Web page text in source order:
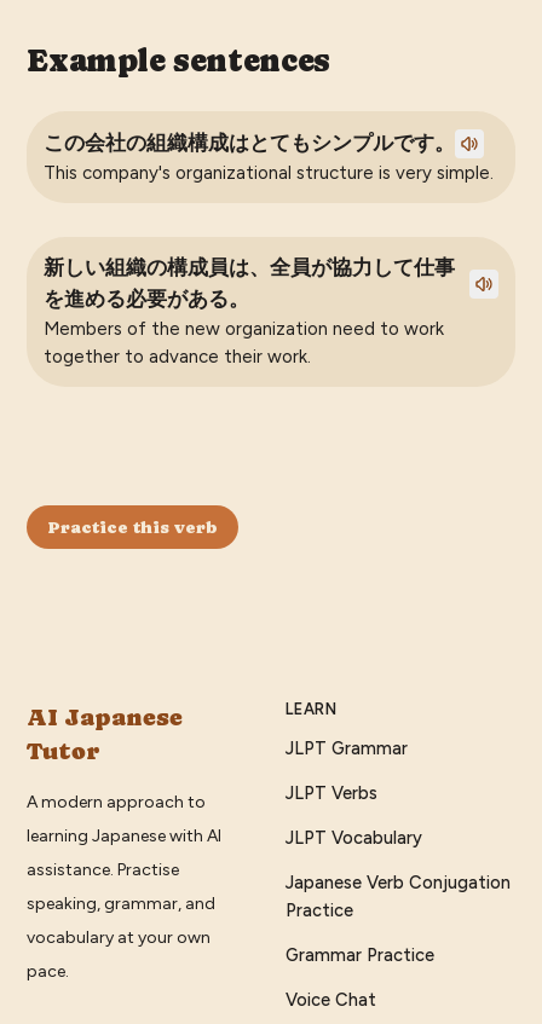
Example sentences
この会社の組織構成はとてもシンプルです。
This company's organizational structure is very simple.
新しい組織の構成員は、全員が協力して仕事
を進める必要がある。
Members of the new organization need to work
together to advance their work.
Practice this verb
AI Japanese
Tutor
A modern approach to
learning Japanese with AI
assistance. Practise
speaking, grammar, and
vocabulary at your own
pace.
LEARN
JLPT Grammar
JLPT Verbs
JLPT Vocabulary
Japanese Verb Conjugation
Practice
Grammar Practice
Voice Chat